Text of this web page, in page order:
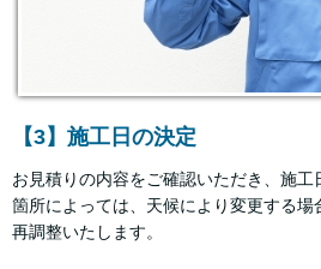
【3】施工日の決定
お見積りの内容をご確認いただき、施
箇所によっては、天候により変更する場
再調整いたします。